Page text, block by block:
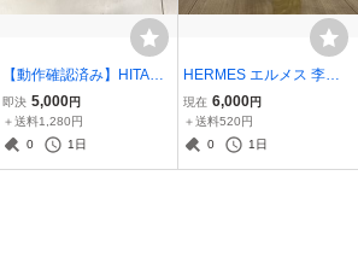
【動作確認済み】HITACH
I 日立 高圧ロール釘打機 N
V90HMC ケース付 エア釘
打ち機
即決 5,000円
＋送料1,280円
0
1日
HERMES エルメス 李氏
の庭 LE JARDIN DE MON
SIEUR LI シャワージェル
200ml 箱付
現在 6,000円
＋送料520円
0
1日